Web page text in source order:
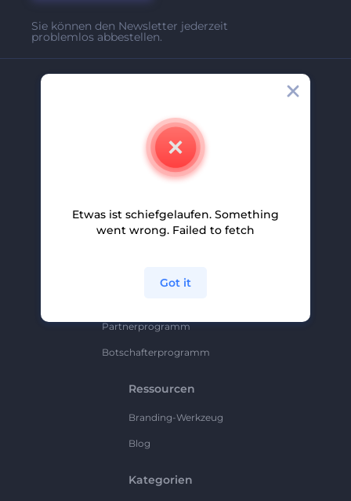
Sie können den Newsletter jederzeit
problemlos abbestellen.
Partnerprogramm
Partnerprogramm
Botschafterprogramm
Ressourcen
Branding-Werkzeug
Blog
Kategorien
Etwas ist schiefgelaufen. Something
went wrong. Failed to fetch
Got it